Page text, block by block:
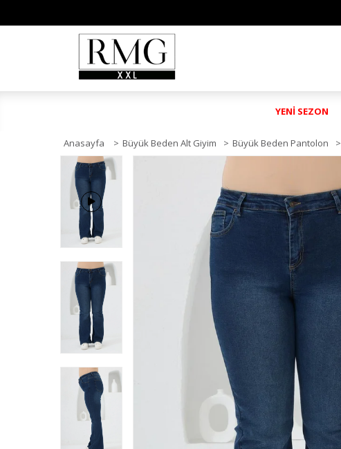
YENİ SEZON
Anasayfa > Büyük Beden Alt Giyim > Büyük Beden Pantolon >